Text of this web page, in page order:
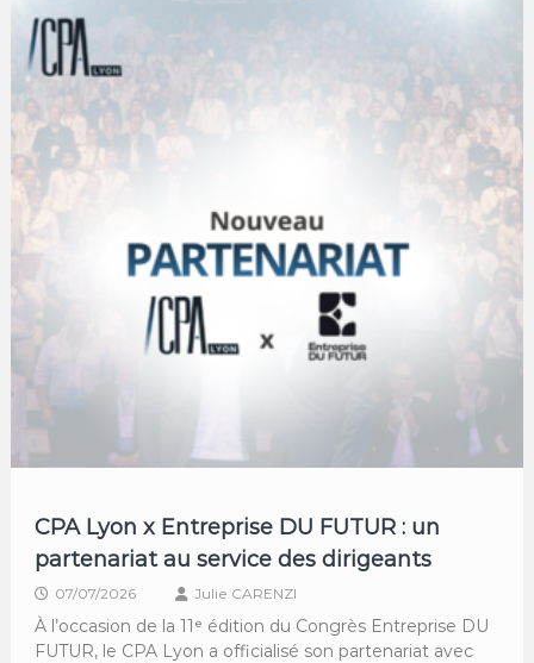
CPA Lyon x Entreprise DU FUTUR : un
partenariat au service des dirigeants
07/07/2026 Julie CARENZI
À l’occasion de la 11ᵉ édition du Congrès Entreprise DU
FUTUR, le CPA Lyon a officialisé son partenariat avec